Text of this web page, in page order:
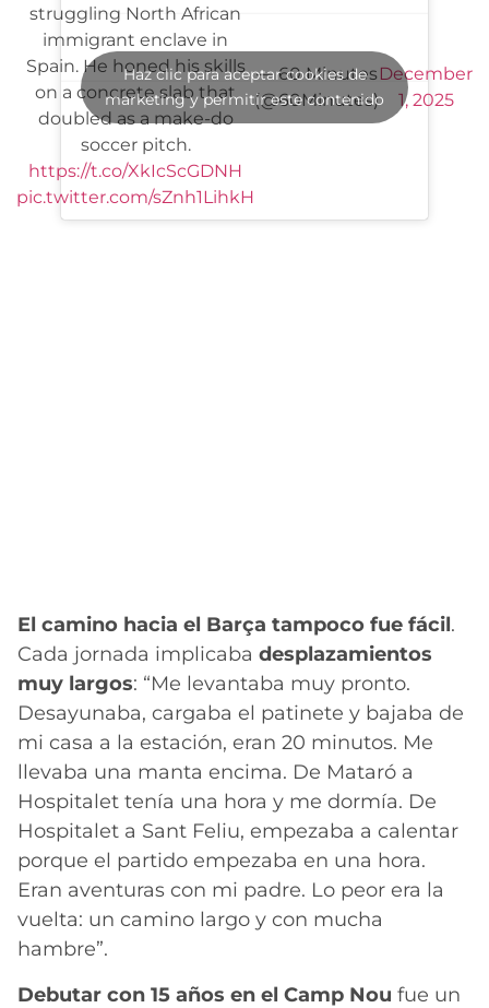
struggling North African
immigrant enclave in
Spain. He honed his skills
on a concrete slab that
doubled as a make-do
soccer pitch.
https://t.co/XkIcScGDNH
pic.twitter.com/sZnh1LihkH
— 60 Minutes
(@60Minutes)
December
1, 2025
Haz clic para aceptar cookies de
marketing y permitir este contenido
El camino hacia el Barça tampoco fue fácil.
Cada jornada implicaba desplazamientos
muy largos: “Me levantaba muy pronto.
Desayunaba, cargaba el patinete y bajaba de
mi casa a la estación, eran 20 minutos. Me
llevaba una manta encima. De Mataró a
Hospitalet tenía una hora y me dormía. De
Hospitalet a Sant Feliu, empezaba a calentar
porque el partido empezaba en una hora.
Eran aventuras con mi padre. Lo peor era la
vuelta: un camino largo y con mucha
hambre”.
Debutar con 15 años en el Camp Nou fue un